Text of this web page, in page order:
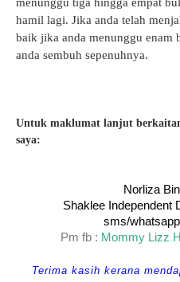
hamil lagi. Jika anda telah
baik jika anda menunggu enam
anda sembuh sepenuhnya.
Untuk maklumat lanjut
saya:
Norliza
Shaklee Independent
sms/
Pm fb : Mommy Lizz
Terima kasih kerana